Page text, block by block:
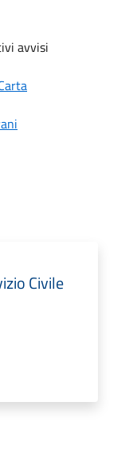
avvisi
Civile